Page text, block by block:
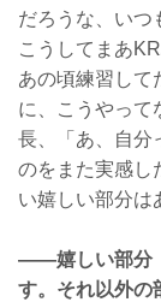
だろうな、いつ
こうしてまあ
あの頃練習して
に、こうやって
長、「あ、自分
のをまた実感し
い嬉しい部分は
——嬉しい部分
す。それ以外の